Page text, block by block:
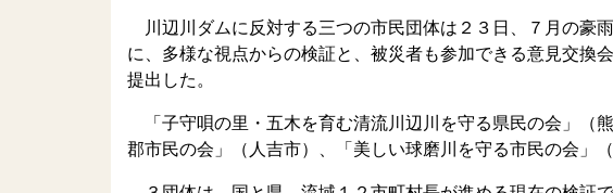
川辺川ダムに反対する三つの市民団体は２３日、７月の豪
に、多様な視点からの検証と、被災者も参加できる意見交換
提出した。
「子守唄の里・五木を育む清流川辺川を守る県民の会」（
郡市民の会」（人吉市）、「美しい球磨川を守る市民の会」